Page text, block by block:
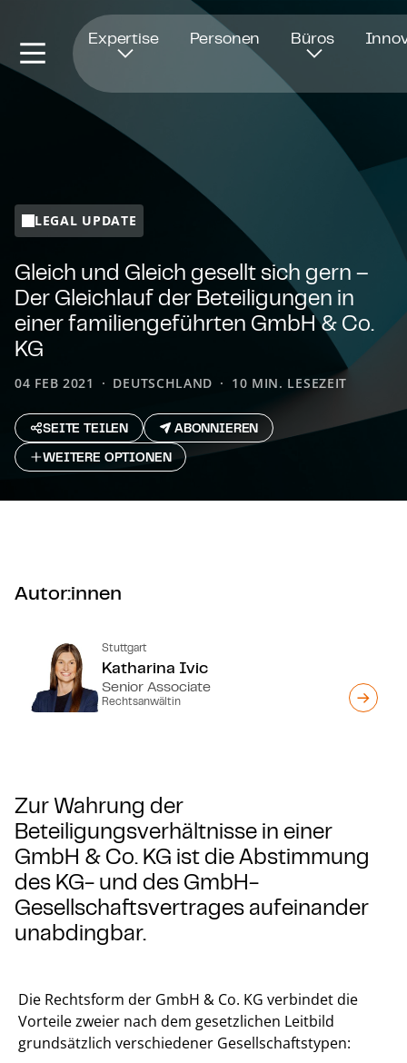
Expertise Personen Büros
LEGAL UPDATE
Gleich und Gleich gesellt sich gern –
Der Gleichlauf der Beteiligungen in
einer fa­mi­li­en­ge­führ­ten GmbH & Co.
KG
04 FEB 2021 DEUTSCHLAND 10 MIN. LESEZEIT
SEITE TEILEN
ABONNIEREN
WEITERE OPTIONEN
Autor:innen
Stuttgart
Katharina Ivic
Senior Associate
Rechtsanwältin
Zur Wahrung der
Beteiligungsverhältnisse in einer
GmbH & Co. KG ist die Abstimmung
des KG- und des GmbH-
Gesellschaftsvertrages aufeinander
unabdingbar.
Die Rechtsform der GmbH & Co. KG verbindet die
Vorteile zweier nach dem gesetzlichen Leitbild
grundsätzlich verschiedener Gesellschaftstypen:
Öffnet in einem neuen Fenster